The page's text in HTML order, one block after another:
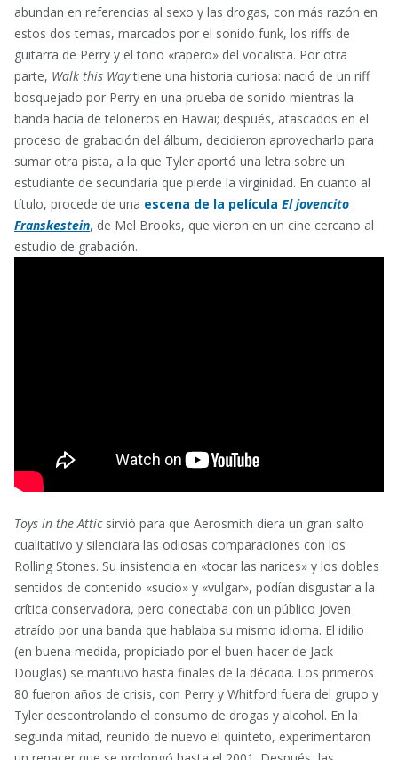
abundan en referencias al sexo y las drogas, con más razón en
estos dos temas, marcados por el sonido funk, los riffs de
guitarra de Perry y el tono «rapero» del vocalista. Por otra
parte, Walk this Waytiene una historia curiosa: nació de un riff
bosquejado por Perry en una prueba de sonido mientras la
banda hacía de teloneros en Hawai; después, atascados en el
proceso de grabación del álbum, decidieron aprovecharlo para
sumar otra pista, a la que Tyler aportó una letra sobre un
estudiante de secundaria que pierde la virginidad. En cuanto al
título, procede de una escena de la película El jovencito
Franskestein, de Mel Brooks, que vieron en un cine cercano al
estudio de grabación.
Toys in the Atticsirvió para que Aerosmith diera un gran salto
cualitativo y silenciara las odiosas comparaciones con los
Rolling Stones. Su insistencia en «tocar las narices» y los dobles
sentidos de contenido «sucio» y «vulgar», podían disgustar a la
crítica conservadora, pero conectaba con un público joven
atraído por una banda que hablaba su mismo idioma. El idilio
(en buena medida, propiciado por el buen hacer de Jack
Douglas) se mantuvo hasta finales de la década. Los primeros
80 fueron años de crisis, con Perry y Whitford fuera del grupo y
Tyler descontrolando el consumo de drogas y alcohol. En la
segunda mitad, reunido de nuevo el quinteto, experimentaron